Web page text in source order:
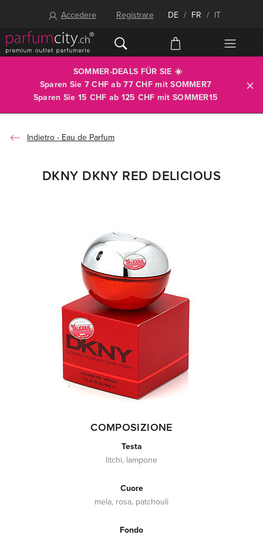
Accedere Registrare DE / FR / IT
SOMMER-DEALS FÜR SIE ☀️
Sparen Sie 7 CHF ab 77 CHF mitSOMMER7
Sparen Sie 15 CHF ab 125 CHF mit SOMMER15
Eau de Parfum
DKNY DKNY RED DELICIOUS
COMPOSIZIONE
Testa
litchi, lampone
Cuore
mela, rosa, patchouli
Fondo